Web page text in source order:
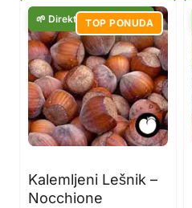
TOP PONUDA
Kalemljeni Lešnik –
Nocchione